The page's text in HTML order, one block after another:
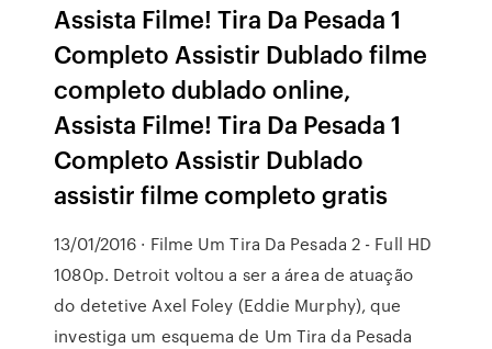
Assista Filme! Tira Da Pesada 1
Completo Assistir Dublado filme
completo dublado online,
Assista Filme! Tira Da Pesada 1
Completo Assistir Dublado
assistir filme completo gratis
13/01/2016 · Filme Um Tira Da Pesada 2 - Full HD
1080p. Detroit voltou a ser a área de atuação
do detetive Axel Foley (Eddie Murphy), que
investiga um esquema de Um Tira da Pesada